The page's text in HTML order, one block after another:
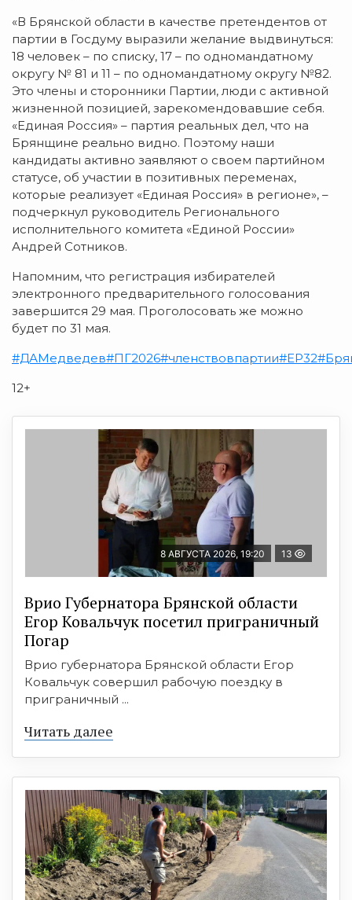
«В Брянской области в качестве претендентов от
партии в Госдуму выразили желание выдвинуться:
18 человек – по списку, 17 – по одномандатному
округу № 81 и 11 – по одномандатному округу №82.
Это члены и сторонники Партии, люди с активной
жизненной позицией, зарекомендовавшие себя.
«Единая Россия» – партия реальных дел, что на
Брянщине реально видно. Поэтому наши
кандидаты активно заявляют о своем партийном
статусе, об участии в позитивных переменах,
которые реализует «Единая Россия» в регионе», –
подчеркнул руководитель Регионального
исполнительного комитета «Единой России»
Андрей Сотников.
Напомним, что регистрация избирателей
электронного предварительного голосования
завершится 29 мая. Проголосовать же можно
будет по 31 мая.
#ДАМедведев#ПГ2026#членствовпартии#ЕР32
12+
8 АВГУСТА 2026, 19:20 13
Врио Губернатора Брянской области
Егор Ковальчук посетил приграничный
Погар
Врио губернатора Брянской области Егор
Ковальчук совершил рабочую поездку в
приграничный ...
Читать далее